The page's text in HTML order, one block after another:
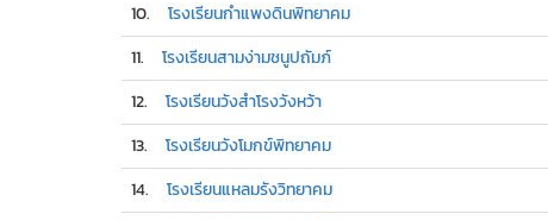
10. โรงเรียนกำแพงดินพิทยาคม
11. โรงเรียนสามง่ามชนูปถัมภ์
12. โรงเรียนวังสำโรงวังหว้า
13. โรงเรียนวังโมกข์พิทยาคม
14. โรงเรียนแหลมรังวิทยาคม